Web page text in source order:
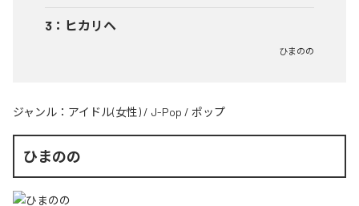
3 ： ヒカリヘ
ひまのの
ジャンル： アイドル(女性) / J-Pop / ポップ
ひまのの